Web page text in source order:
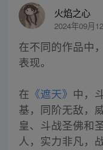
火焰之心
2024年09月
在不同的作品中
表现。
在 《遮天》 中，
基，同阶无敌，
皇、斗战圣佛和
人，实力非凡，